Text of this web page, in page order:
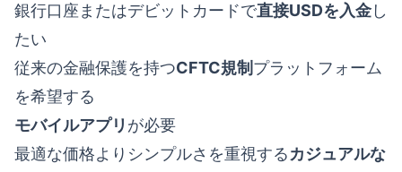
銀行口座またはデビットカードで直接USDを入金し
たい
従来の金融保護を持つCFTC規制 プラットフォーム
を希望する
モバイルアプリ が必要
最適な価格よりシンプルさを重視するカジュアルな